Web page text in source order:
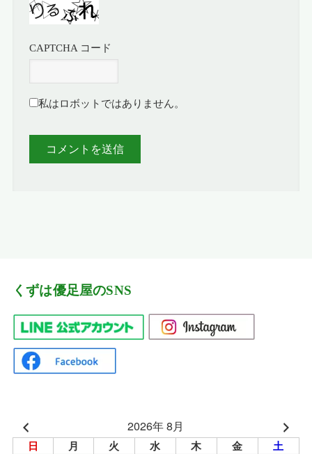
CAPTCHA コード
私はロボットではありません。
くずは優足屋のSNS
2026年 8月
日 月 火 水 木 金 土